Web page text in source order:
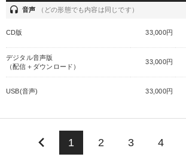
headset 音声 （どの形態でも内容は同じです）
CD版 33,000円
デジタル音声版
（配信＋ダウンロード）
33,000円
USB(音声) 33,000円
keyboard_arrow_left 1 2 3 4